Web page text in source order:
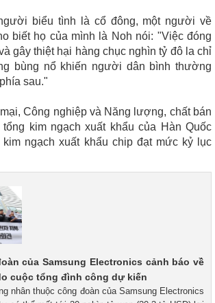
biểu tình là cổ đông, một người về
biết họ của mình là Noh nói: "Việc đóng
gây thiệt hại hàng chục nghìn tỷ đô la chỉ
bùng nổ khiến người dân bình thường
sau."
Công nghiệp và Năng lượng, chất bán
kim ngạch xuất khẩu của Hàn Quốc
kim ngạch xuất khẩu chip đạt mức kỷ lục
của Samsung Electronics cảnh báo về
cuộc tổng đình công dự kiến
nhân thuộc công đoàn của Samsung Electronics